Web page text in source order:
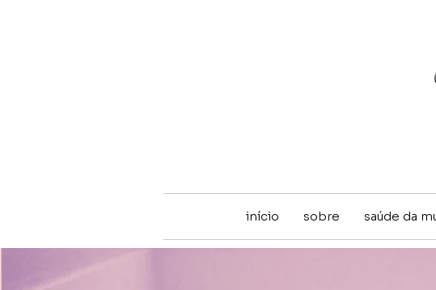
início sobre saúde da